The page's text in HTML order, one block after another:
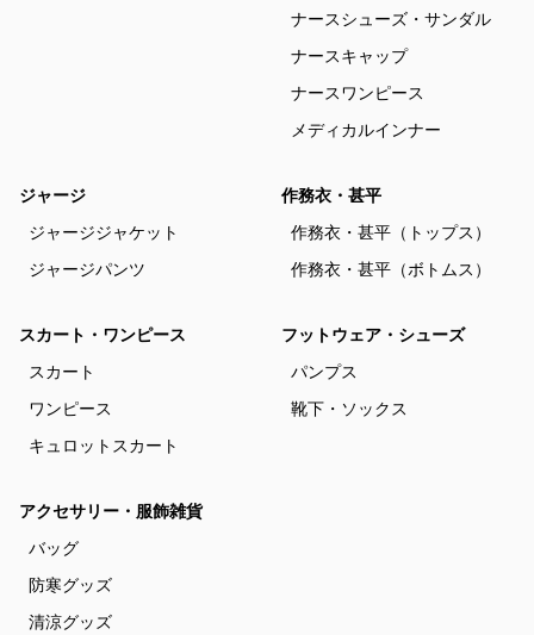
ナースシューズ・サンダル
ナースキャップ
ナースワンピース
メディカルインナー
ジャージ
ジャージジャケット
ジャージパンツ
作務衣・甚平
作務衣・甚平（トップス）
作務衣・甚平（ボトムス）
スカート・ワンピース
スカート
ワンピース
キュロットスカート
フットウェア・シューズ
パンプス
靴下・ソックス
アクセサリー・服飾雑貨
バッグ
防寒グッズ
清涼グッズ